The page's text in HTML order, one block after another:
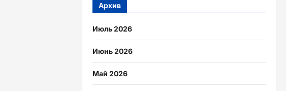
Архив
Июль 2026
Июнь 2026
Май 2026